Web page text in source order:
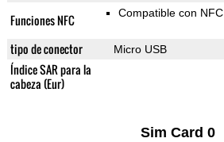
Funciones NFC Compatible con NFC
tipo de conector Micro USB
Índice SAR para la
cabeza (Eur)
Sim Card 0